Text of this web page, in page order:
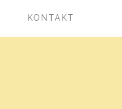
KONTAKT